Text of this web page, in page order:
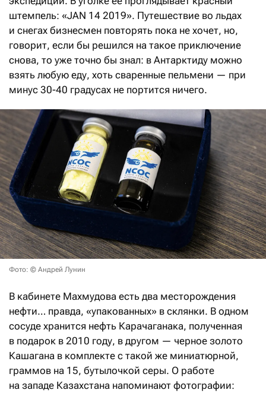
штемпель: «JAN 14 2019». Путешествие во льдах
и снегах бизнесмен повторять пока не хочет, но,
говорит, если бы решился на такое приключение
снова, то уже точно бы знал: в Антарктиду можно
взять любую еду, хоть сваренные пельмени — при
минус 30-40 градусах не портится ничего.
Фото: © Андрей Лунин
В кабинете Махмудова есть два месторождения
нефти… правда, «упакованных» в склянки. В одном
сосуде хранится нефть Карачаганака, полученная
в подарок в 2010 году, в другом — черное золото
Кашагана в комплекте с такой же миниатюрной,
граммов на 15, бутылочкой серы. О работе
на западе Казахстана напоминают фотографии: